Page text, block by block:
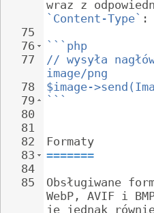
75
76
77
78
79
80
81
82
83
84
85
wraz z
`Content-Type` :
```php
// wysyła
image/png
$image-
```
Formaty
=======
Obsługiwane
WebP, AVIF i
je jednak